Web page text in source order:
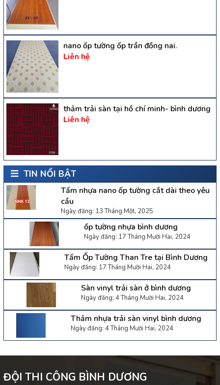
nano ốp tường ốp trần đồng nai.
Liên hệ
thảm trải sàn tại hồ chí minh- bình dương
Liên hệ
TIN NỔI BẬT
Tấm nhựa nano ốp tường cắt dài theo yêu
cầu
Ngày đăng: 13 Tháng Một, 2025
ốp tường nhựa bình dương
Ngày đăng: 17 Tháng Mười Hai, 2024
Tấm Ốp Tường Than Tre tại Bình Dương
Ngày đăng: 17 Tháng Mười Hai, 2024
Sàn vinyl trải sàn ở bình dương
Ngày đăng: 4 Tháng Mười Hai, 2024
Thảm nhựa trải sàn vinyl bình dương
Ngày đăng: 4 Tháng Mười Hai, 2024
ĐỘI THI CÔNG BÌNH DƯƠNG